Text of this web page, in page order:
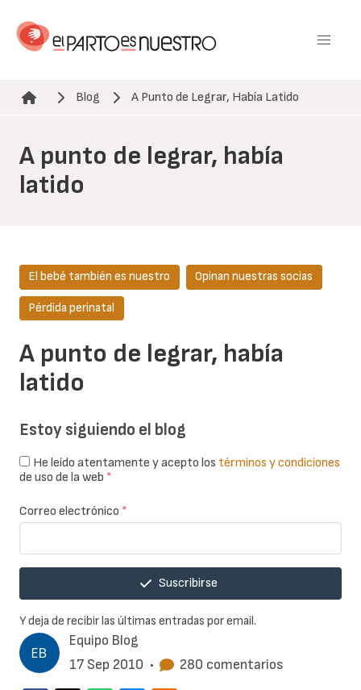
contenido
Ruta de navegación
Blog A Punto de Legrar, Había Latido
A punto de legrar, había
latido
Equipo Blog
17 Sep 2010 • 280 comentarios
A punto de legrar, había
latido
El bebé también es nuestro Opinan nuestras socias
Pérdida perinatal
Estoy siguiendo el blog
He leído atentamente y acepto los términos y condiciones
de uso de la web *
Correo electrónico *
Suscribirse
Y deja de recibir las últimas entradas por email.